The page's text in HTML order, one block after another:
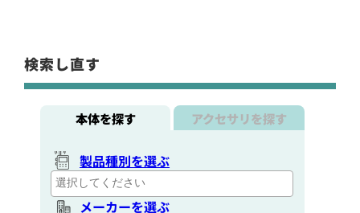
検索し直す
本体を探す アクセサリを探す
製品種別を選ぶ
メーカーを選ぶ